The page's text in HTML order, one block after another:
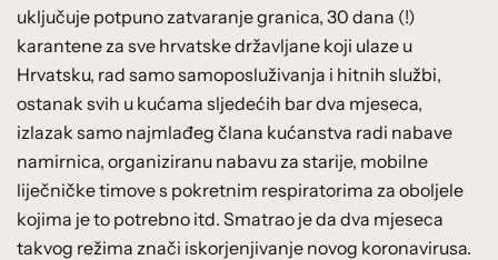
uključuje potpuno zatvaranje granica, 30 dana (!)
karantene za sve hrvatske državljane koji ulaze u
Hrvatsku, rad samo samoposluživanja i hitnih službi,
ostanak svih u kućama sljedećih bar dva mjeseca,
izlazak samo najmlađeg člana kućanstva radi nabave
namirnica, organiziranu nabavu za starije, mobilne
liječničke timove s pokretnim respiratorima za oboljele
kojima je to potrebno itd. Smatrao je da dva mjeseca
takvog režima znači iskorjenjivanje novog koronavirusa.